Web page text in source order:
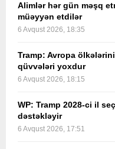
Alimlər hər gün məşq
müəyyən etdilər
6 Avqust 2026, 18:35
Tramp: Avropa
qüvvələri yoxdur
6 Avqust 2026, 18:15
WP: Tramp 2028-ci il
dəstəkləyir
6 Avqust 2026, 17:51